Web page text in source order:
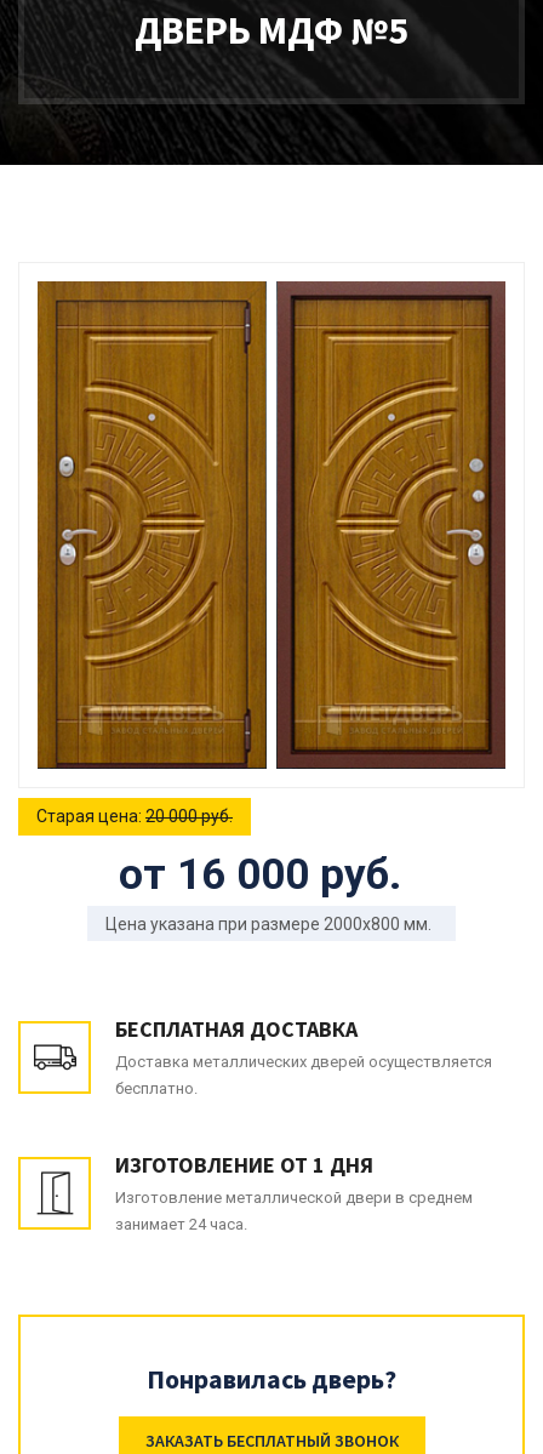
ДВЕРЬ МДФ №5
Старая цена: 20 000 руб.
от 16 000 руб.
Цена указана при размере 2000x800 мм.
БЕСПЛАТНАЯ ДОСТАВКА
Доставка металлических дверей осуществляется
бесплатно.
ИЗГОТОВЛЕНИЕ ОТ 1 ДНЯ
Изготовление металлической двери в среднем
занимает 24 часа.
Понравилась дверь?
ЗАКАЗАТЬ БЕСПЛАТНЫЙ ЗВОНОК